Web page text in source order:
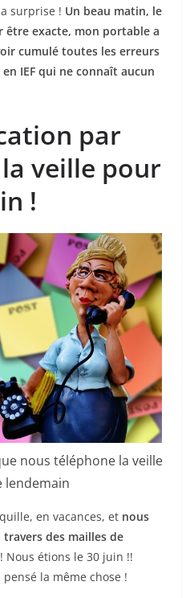
surprise ! Un beau matin, le
exacte, mon portable a
cumulé toutes les erreurs
IEF qui ne connaît aucun
par
veille pour
!
nous téléphone la veille
lendemain
en vacances, et nous
des mailles de
! Nous étions le 30 juin !!
pensé la même chose !